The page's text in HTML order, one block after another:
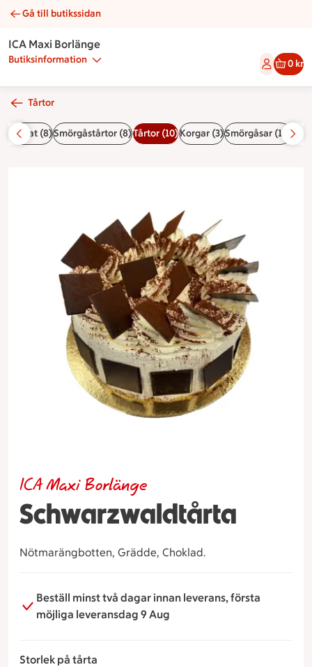
Schwarzwaldtårta | Catering ICA Maxi Borlänge
Gå till butikssidan
ICA Maxi Borlänge
Butiksinformation 0 kr
Tårtor
fat (8)Smörgåstårtor (8)Tårtor (10)Korgar (3)Smörgåsar (14)
Schwarzwaldtårta
ICA Maxi Borlänge
Nötmarängbotten, Grädde, Choklad.
Beställ minst två dagar innan leverans, första
möjliga leveransdag 9 Aug
Storlek på tårta